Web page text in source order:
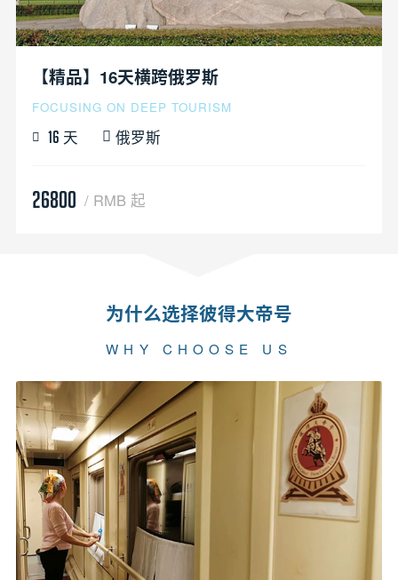
【精品】16天横跨俄罗斯
FOCUSING ON DEEP TOURISM
16 天 俄罗斯
26800 / RMB 起
为什么选择彼得大帝号
WHY CHOOSE US